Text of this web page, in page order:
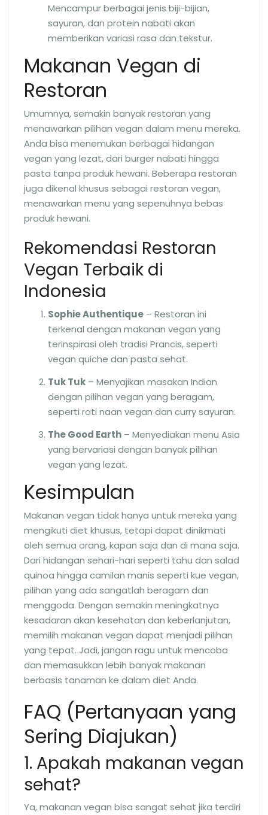
Mencampur berbagai jenis biji-bijian,
sayuran, dan protein nabati akan
memberikan variasi rasa dan tekstur.
Makanan Vegan di
Restoran
Umumnya, semakin banyak restoran yang
menawarkan pilihan vegan dalam menu mereka.
Anda bisa menemukan berbagai hidangan
vegan yang lezat, dari burger nabati hingga
pasta tanpa produk hewani. Beberapa restoran
juga dikenal khusus sebagai restoran vegan,
menawarkan menu yang sepenuhnya bebas
produk hewani.
Rekomendasi Restoran
Vegan Terbaik di
Indonesia
Sophie Authentique – Restoran ini
terkenal dengan makanan vegan yang
terinspirasi oleh tradisi Prancis, seperti
vegan quiche dan pasta sehat.
Tuk Tuk – Menyajikan masakan Indian
dengan pilihan vegan yang beragam,
seperti roti naan vegan dan curry sayuran.
The Good Earth – Menyediakan menu Asia
yang bervariasi dengan banyak pilihan
vegan yang lezat.
Kesimpulan
Makanan vegan tidak hanya untuk mereka yang
mengikuti diet khusus, tetapi dapat dinikmati
oleh semua orang, kapan saja dan di mana saja.
Dari hidangan sehari-hari seperti tahu dan salad
quinoa hingga camilan manis seperti kue vegan,
pilihan yang ada sangatlah beragam dan
menggoda. Dengan semakin meningkatnya
kesadaran akan kesehatan dan keberlanjutan,
memilih makanan vegan dapat menjadi pilihan
yang tepat. Jadi, jangan ragu untuk mencoba
dan memasukkan lebih banyak makanan
berbasis tanaman ke dalam diet Anda.
FAQ (Pertanyaan yang
Sering Diajukan)
1. Apakah makanan vegan
sehat?
Ya, makanan vegan bisa sangat sehat jika terdiri